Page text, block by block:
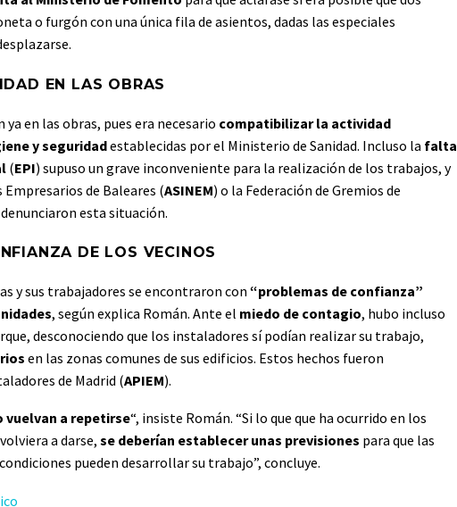
o furgón con una única fila de asientos, dadas las especiales
EN LAS OBRAS
en las obras, pues era necesario compatibilizar la actividad
y seguridadestablecidas por el Ministerio de Sanidad. Incluso la falta
(EPI) supuso un grave inconveniente para la realización de los trabajos, y
de Baleares (ASINEM) o la Federación de Gremios de
denunciaron esta situación.
DE LOS VECINOS
y sus trabajadores se encontraron con “problemas de confianza”
, según explica Román. Ante el miedo de contagio, hubo incluso
desconociendo que los instaladores sí podían realizar su trabajo,
en las zonas comunes de sus edificios. Estos hechos fueron
de Madrid (APIEM).
vuelvan a repetirse“, insiste Román. “Si lo que que ha ocurrido en los
a darse, se deberían establecer unas previsiones para que las
pueden desarrollar su trabajo”, concluye.